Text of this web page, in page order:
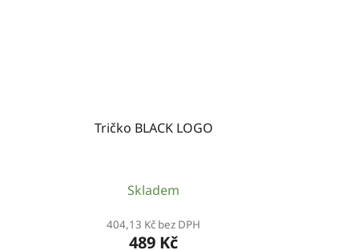
Tričko BLACK LOGO
Skladem
404,13 Kč bez DPH
489 Kč